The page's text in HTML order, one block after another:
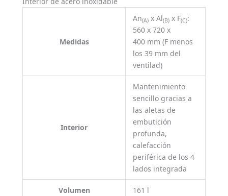
Medidas
An(A) x Al(B) x F(C):
560 x 720 x
400 mm (F menos
los 39 mm del
ventilad)
Interior
Mantenimiento
sencillo gracias a
las aletas de
embutición
profunda,
calefacción
periférica de los 4
lados integrada
Volumen 161 l